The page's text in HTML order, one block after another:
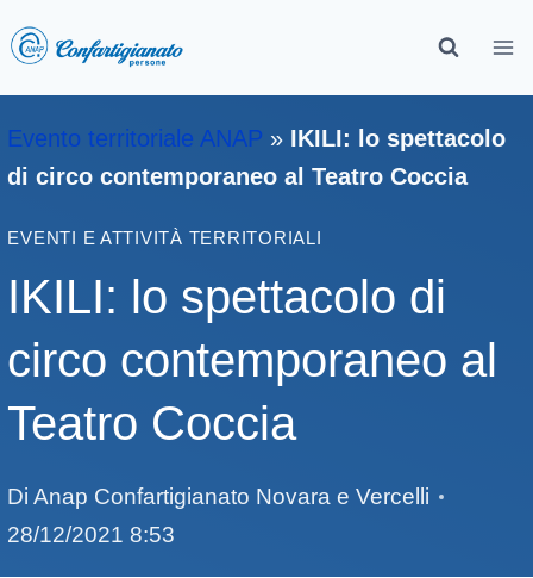
Evento territoriale ANAP » IKILI: lo spettacolo
di circo contemporaneo al Teatro Coccia
EVENTI E ATTIVITÀ TERRITORIALI
IKILI: lo spettacolo di
circo contemporaneo al
Teatro Coccia
Di Anap Confartigianato Novara e Vercelli
28/12/2021 8:53